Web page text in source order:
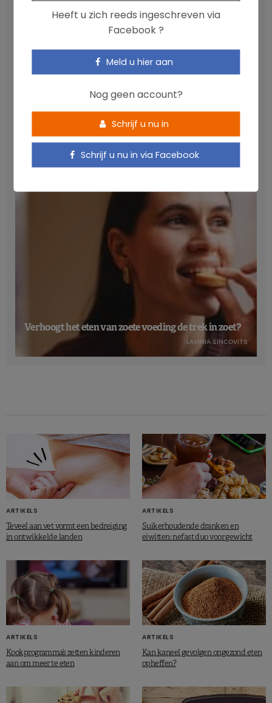
Anthocyanen: gunstig voor de cardiometabole
gezondheid
NICOLAS GUGGENBÜHL
Verhoogt het eten van zoete voeding de trek in zoet?
LAVINIA SINCOVITS
ARTIKELS
Teveel aan vet vormt een bedreiging
in ontwikkelde landen
ARTIKELS
Suikerhoudende dranken en
eiwitten: nefast duo voor gewicht
ARTIKELS
Kookprogramma’s zetten kinderen
aan om meer te eten
ARTIKELS
Kan kaneel gevolgen ongezond eten
opheffen?
Heeft u zich reeds ingeschreven via
Facebook ?
Meld u hier aan
Nog geen account?
Schrijf u nu in
Schrijf u nu in via Facebook